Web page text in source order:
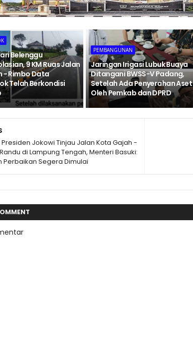
Belenggu
9 KM Ruas Jalan
- Rimbo Data
Telah Berkondisi
PEMBANGUNAN
Jaringan Irigasi Lubuk Buaya
Ditangani BWSS-V Padang,
Setelah Ada Penyerahan Aset
Oleh Pemkab dan DPRD
Jokowi Tinjau Jalan Kota Gajah -
di Lampung Tengah, Menteri Basuki:
Perbaikan Segera Dimulai